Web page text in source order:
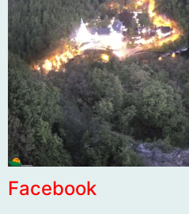
Facebook